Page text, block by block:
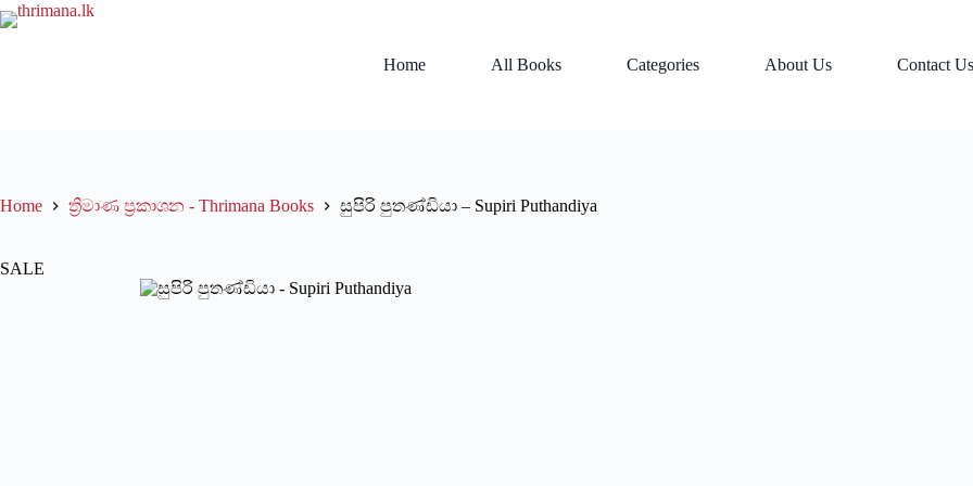
Skip
to
Home
All Books Categories About Us Contact Us
Home ත්‍රිමාණ ප්‍රකාශන - Thrimana Books සුපිරි පුතණ්ඩියා – Supiri Puthandiya
SALE